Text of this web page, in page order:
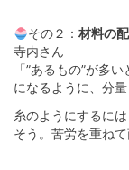
その２： 材料の
寺内さん
「”あるもの”が多
になるように、分
糸のようにするに
そう。苦労を重ね